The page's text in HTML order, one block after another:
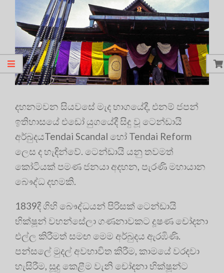
දහනමවන සියවසේ මැද භාගයේදී, එනම් ජපන්
ඉතිහාසයේ එඩෝ යුගයේදී සිදු වූ ටෙන්ඩායි
අර්බුදයTendai Scandal හෝ Tendai Reform
ලෙස ද හැඳින්වේ. ටෙන්ඩායි යනු තවමත්
කෝටියක් පමණ ජනයා අදහන, පැරණි මහායාන
බෞද්ධ දහමකි.
1839දී ගිහි බෞද්ධයන් පිරිසක් ටෙන්ඩායි
භික්ෂූන් වහන්සේලා ගණනාවකට දූෂණ චෝදනා
එල්ල කිරීමත් සමඟ මෙම අර්බුදය ඇරඹිණි.
පන්සලේ මුදල් අවභාවිත කිරීම, කාමයේ වරදවා
හැසිරීම, සූදු කෙළීම වැනි චෝදනා භික්ෂූන්ට